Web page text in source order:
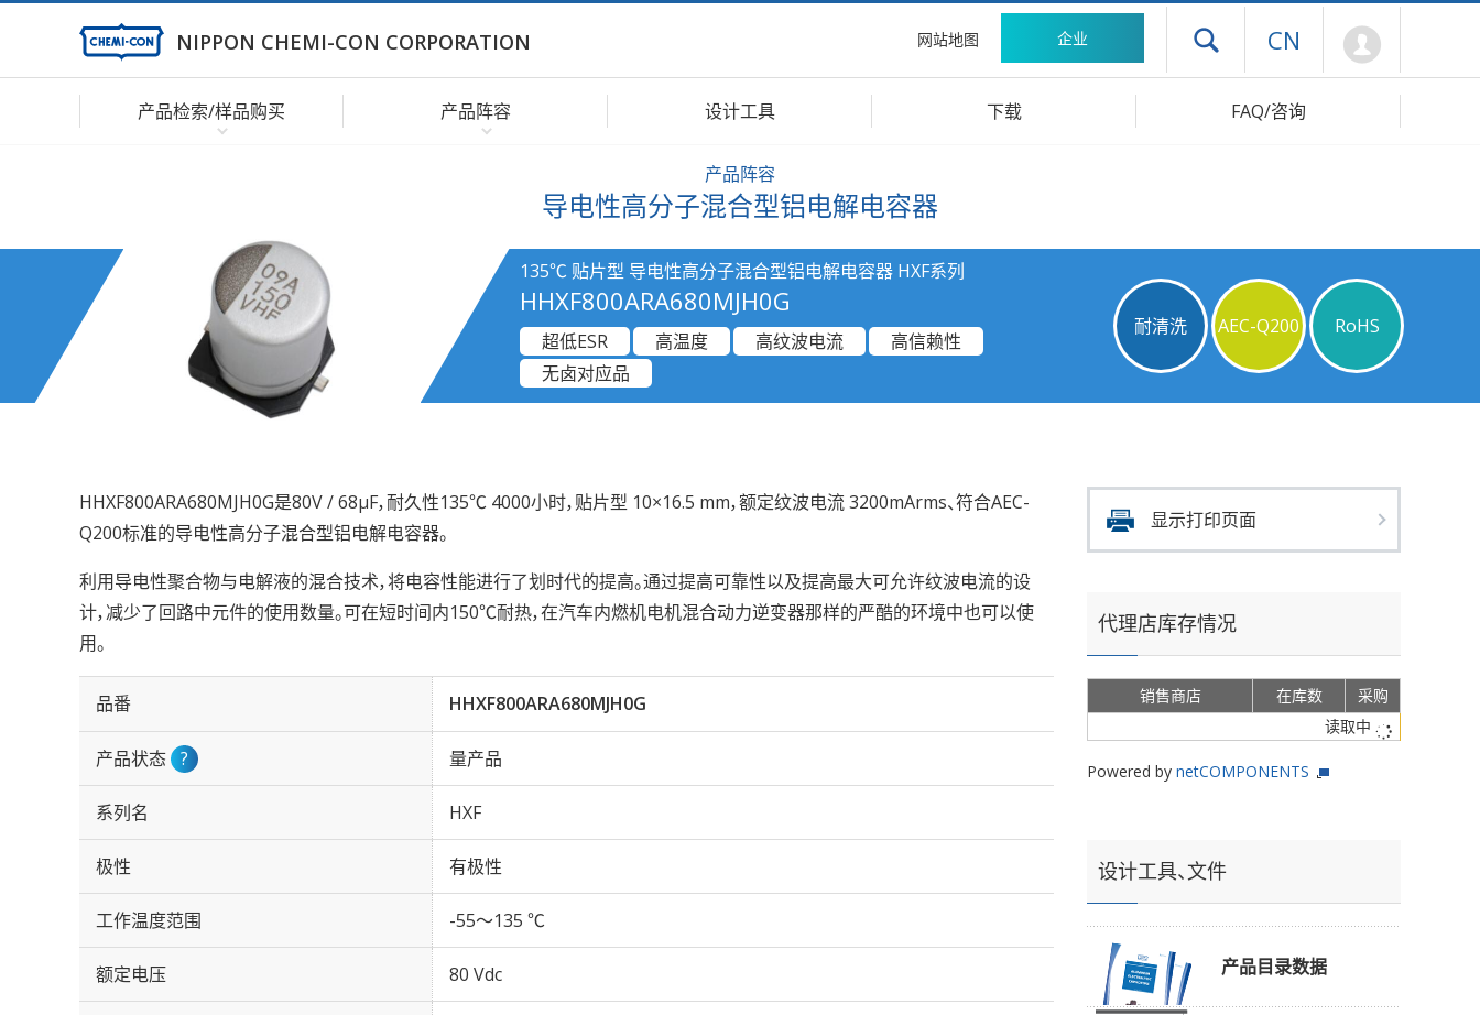
NIPPON CHEMI-CON CORPORATION 网站地图 企业 打开抽屉菜单
CN
产品检索/样品购买 产品阵容 设计工具 下载 FAQ/咨询
产品阵容
导电性高分子混合型铝电解电容器
135℃ 贴片型 导电性高分子混合型铝电解电容器 HXF系列
HHXF800ARA680MJH0G
耐清洗 AEC-Q200 RoHS
超低ESR 高温度 高纹波电流
高信赖性
无卤对应品
HHXF800ARA680MJH0G是80V / 68µF，耐久性135℃ 4000小时，贴片型 10×16.5 mm，额定纹波电流 3200mArms、符合AEC-
Q200标准的导电性高分子混合型铝电解电容器。
利用导电性聚合物与电解液的混合技术，将电容性能进行了划时代的提高。通过提高可靠性以及提高最大可允许纹波电流的设
计，减少了回路中元件的使用数量。可在短时间内150℃耐热，在汽车内燃机电机混合动力逆变器那样的严酷的环境中也可以使
用。
品番 HHXF800ARA680MJH0G
产品状态 ? 量产品
系列名 HXF
极性 有极性
工作温度范围 -55～135 ℃
额定电压 80 Vdc
显示打印页面
代理店库存情况
销售商店 在库数
采购
读取中
Powered by netCOMPONENTS
设计工具、文件
产品目录数据